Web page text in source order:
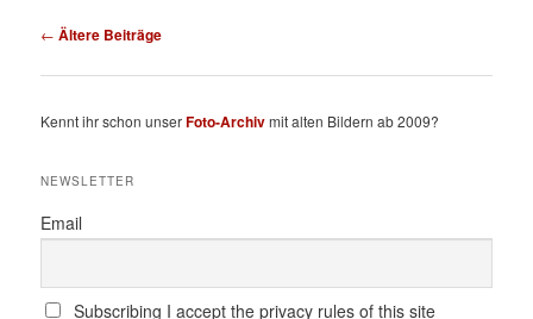
Beitragsnavigation
← Ältere Beiträge
Kennt ihr schon unserFoto-Archivmit alten Bildern ab 2009?
NEWSLETTER
Email
Subscribing I accept the privacy rules of this site